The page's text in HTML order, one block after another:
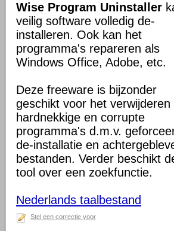
Wise Program Uninstaller
veilig software volledig de-
installeren. Ook kan het
programma's repareren als
Windows Office, Adobe, etc.
Deze freeware is bijzonder
geschikt voor het verwijderen
hardnekkige en corrupte
programma's d.m.v.
de-installatie en
bestanden. Verder beschikt
tool over een zoekfunctie.
Nederlands taalbestand
Stel een correctie voor